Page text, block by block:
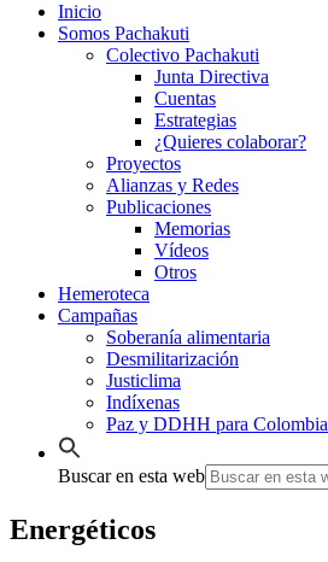
Inicio
Somos Pachakuti
Colectivo Pachakuti
Junta Directiva
Cuentas
Estrategias
¿Quieres colaborar?
Proyectos
Alianzas y Redes
Publicaciones
Memorias
Vídeos
Otros
Hemeroteca
Campañas
Soberanía alimentaria
Desmilitarización
Justiclima
Indíxenas
Paz y DDHH para Colombia
Buscar en esta web
Energéticos